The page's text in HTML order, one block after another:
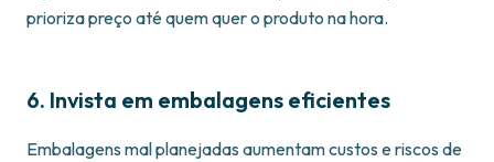
prioriza preço até quem quer o produto na hora.
6. Invista em embalagens eficientes
Embalagens mal planejadas aumentam custos e riscos de